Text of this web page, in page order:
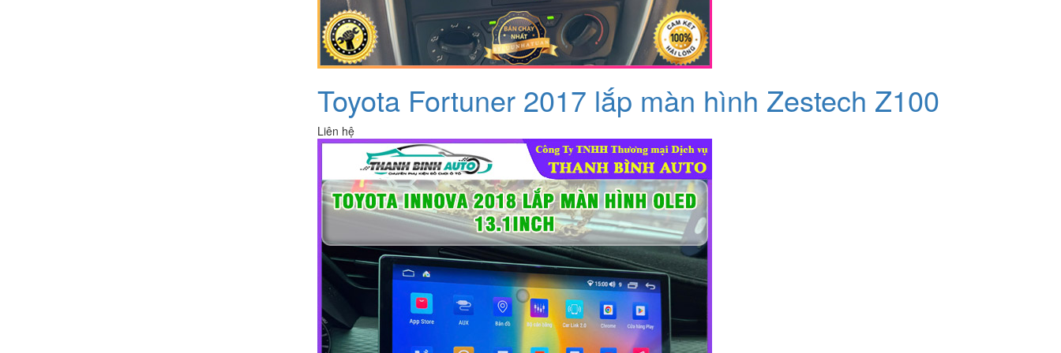
Toyota Fortuner 2017 lắp màn hình Zestech Z100
Liên hệ